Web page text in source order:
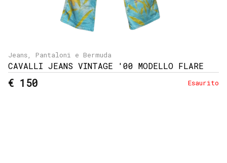
Jeans, Pantaloni e Bermuda
CAVALLI JEANS VINTAGE '00 MODELLO FLARE
€ 150 Esaurito